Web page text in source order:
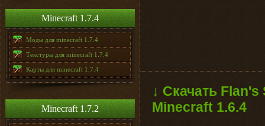
Minecraft 1.7.4
Моды для minecraft 1.7.4
Текстуры для minecraft 1.7.4
Карты для minecraft 1.7.4
Minecraft 1.7.2
↓ Скачать
Minecraft 1.6.4